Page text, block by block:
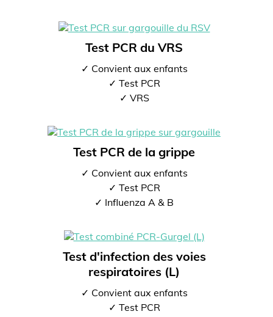
Test PCR du VRS
✓ Convient aux enfants
✓ Test PCR
✓ VRS
Test PCR de la grippe
✓ Convient aux enfants
✓ Test PCR
✓ Influenza A & B
Test d'infection des voies
respiratoires (L)
✓ Convient aux enfants
✓ Test PCR